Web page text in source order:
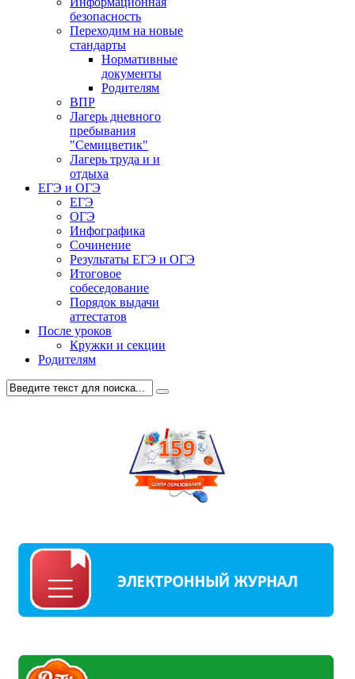
безопасность
Переходим на новые
стандарты
Нормативные
документы
Родителям
ВПР
Лагерь дневного
пребывания
"Семицветик"
Лагерь труда и и
отдыха
ЕГЭ и ОГЭ
ЕГЭ
ОГЭ
Инфографика
Сочинение
Результаты ЕГЭ и ОГЭ
Итоговое
собеседование
Порядок выдачи
аттестатов
После уроков
Кружки и секции
Родителям